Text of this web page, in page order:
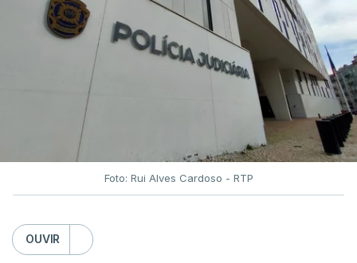
Foto: Rui Alves Cardoso - RTP
OUVIR